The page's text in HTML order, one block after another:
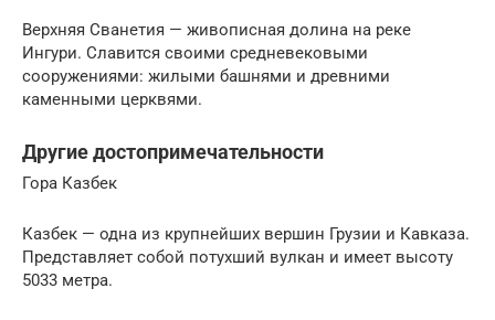
Верхняя Сванетия — живописная долина на реке
Ингури. Славится своими средневековыми
сооружениями: жилыми башнями и древними
каменными церквями.
Другие достопримечательности
Гора Казбек
Казбек — одна из крупнейших вершин Грузии и Кавказа.
Представляет собой потухший вулкан и имеет высоту
5033 метра.